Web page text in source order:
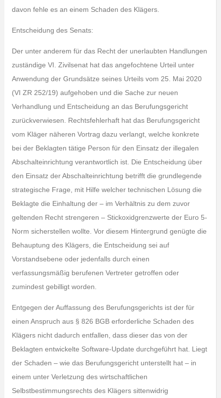
davon fehle es an einem Schaden des Klägers.
Entscheidung des Senats:
Der unter anderem für das Recht der unerlaubten Handlungen
zuständige VI. Zivilsenat hat das angefochtene Urteil unter
Anwendung der Grundsätze seines Urteils vom 25. Mai 2020
(VI ZR 252/19) aufgehoben und die Sache zur neuen
Verhandlung und Entscheidung an das Berufungsgericht
zurückverwiesen. Rechtsfehlerhaft hat das Berufungsgericht
vom Kläger näheren Vortrag dazu verlangt, welche konkrete
bei der Beklagten tätige Person für den Einsatz der illegalen
Abschalteinrichtung verantwortlich ist. Die Entscheidung über
den Einsatz der Abschalteinrichtung betrifft die grundlegende
strategische Frage, mit Hilfe welcher technischen Lösung die
Beklagte die Einhaltung der – im Verhältnis zu dem zuvor
geltenden Recht strengeren – Stickoxidgrenzwerte der Euro 5-
Norm sicherstellen wollte. Vor diesem Hintergrund genügte die
Behauptung des Klägers, die Entscheidung sei auf
Vorstandsebene oder jedenfalls durch einen
verfassungsmäßig berufenen Vertreter getroffen oder
zumindest gebilligt worden.
Entgegen der Auffassung des Berufungsgerichts ist der für
einen Anspruch aus § 826 BGB erforderliche Schaden des
Klägers nicht dadurch entfallen, dass dieser das von der
Beklagten entwickelte Software-Update durchgeführt hat. Liegt
der Schaden – wie das Berufungsgericht unterstellt hat – in
einem unter Verletzung des wirtschaftlichen
Selbstbestimmungsrechts des Klägers sittenwidrig